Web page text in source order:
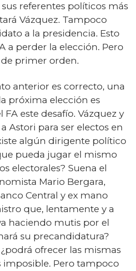
referentes políticos más
Vázquez. Tampoco
a la presidencia. Esto
a perder la elección. Pero
primer orden.
anterior es correcto, una
próxima elección es
este desafío. Vázquez y
Astori para ser electos en
algún dirigente político
pueda jugar el mismo
electorales? Suena el
Mario Bergara,
Central y ex mano
que, lentamente y a
haciendo mutis por el
su precandidatura?
ofrecer las mismas
imposible. Pero tampoco